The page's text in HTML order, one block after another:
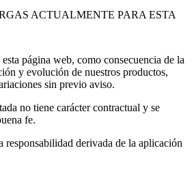
ACTUALMENTE PARA ESTA
página web, como consecuencia de la
y evolución de nuestros productos,
sin previo aviso.
no tiene carácter contractual y se
fe.
responsabilidad derivada de la aplicación